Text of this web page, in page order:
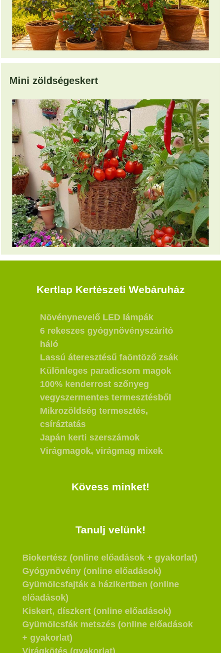
Mini zöldségeskert
Kertlap Kertészeti Webáruház
Növénynevelő LED lámpák
6 rekeszes gyógynövényszárító
háló
Lassú áteresztésű faöntöző zsák
Különleges paradicsom magok
100% kenderrost szőnyeg
vegyszermentes termesztésből
Mikrozöldség termesztés,
csíráztatás
Japán kerti szerszámok
Virágmagok, virágmag mixek
Kövess minket!
Tanulj velünk!
Biokertész (online előadások + gyakorlat)
Gyógynövény (online előadások)
Gyümölcsfajták a házikertben (online
előadások)
Kiskert, díszkert (online előadások)
Gyümölcsfák metszés (online előadások
+ gyakorlat)
Virágkötés (gyakorlat)